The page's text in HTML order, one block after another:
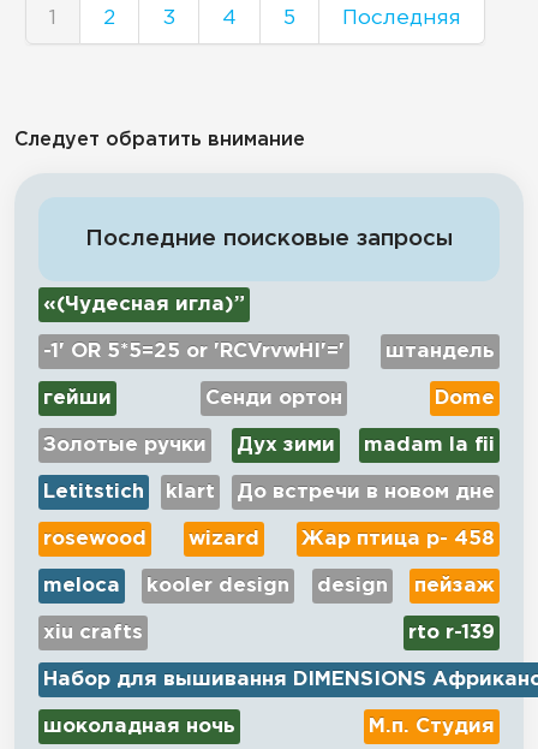
1 2 3 4 5 Последняя
Следует обратить внимание
Последние поисковые запросы
«(Чудесная игла)”
-1' OR 5*5=25 or 'RCVrvwHI'=' штандель
гейши Сенди ортон Dome
Золотые ручки Дух зими madam la fii
Letitstich klart До встречи в новом дне
rosewood wizard Жар птица р- 458
meloca kooler design design пейзаж
xiu crafts rto r-139
Набор для вышивання DIMENSIONS
шоколадная ночь М.п. Студия